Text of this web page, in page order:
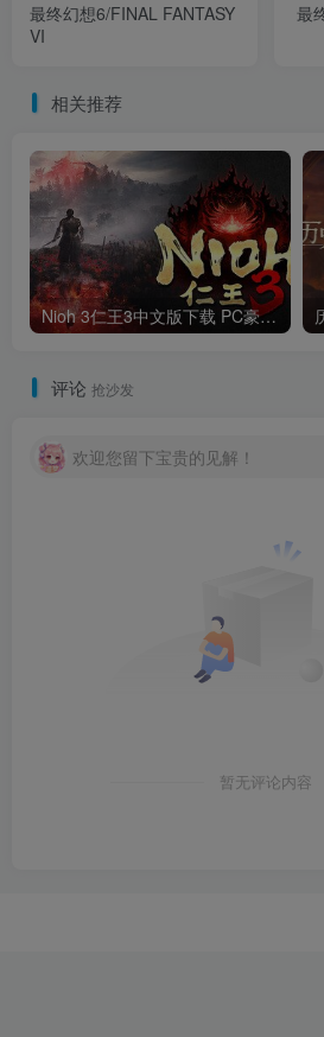
最终幻想6/FINAL FANTASY
VI
最
相关推荐
Nioh 3仁王3中文版下载 PC豪华版｜全DLC+终极内容整合
评论 抢沙发
欢迎您留下宝贵的见解！
暂无评论内容